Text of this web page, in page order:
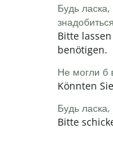
Будь
знадобиться
Bitte
benötigen.
Не могли б
Könnten
Будь ласка,
Bitte